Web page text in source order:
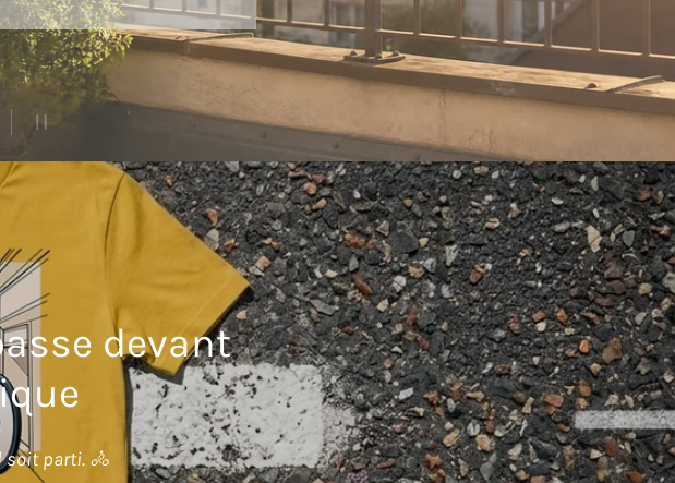
1 de 3
la diapositive 2 de 3
la diapositive 3 de 3
METTRE EN PAUSE LE DIAPORAMA
devant
soit parti. 🚴